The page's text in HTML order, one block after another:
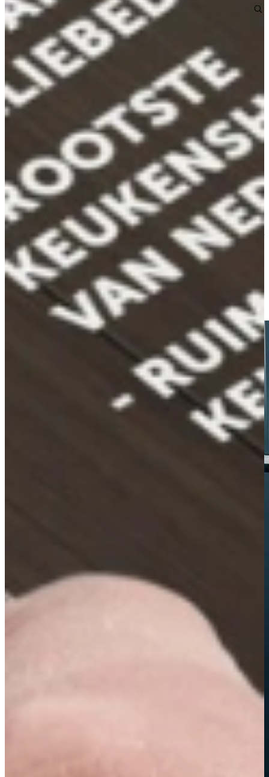
Bekijk alle reviews
Bekijk de modellen in onze showroom
Vaatwassers
Siemens vaatwassers combineren innovatie, efficiëntie en comfort in
een strak design. Met Zeolith-droogtechnologie drogen servies en
glaswerk sneller en energiezuiniger, terwijl varioSpeed Plus
programma’s tot 66% verkort.
Dankzij intelligentDry komt zelfs kunststof vaat perfect droog uit de
machine. Het varioFlex Pro-korfsysteem, de varioDrawer en de
autoOpen Dry-functie bieden maximale flexibiliteit en gemak,
terwijl de iQdrive-motor fluisterstil en energiezuinig werkt. Via
Home Connect bedien je de vaatwasser eenvoudig op afstand of met
spraak.
Siemens onderscheidt zich met Duitse precisie, slimme technologie
en duurzaam gebruiksgemak, voor een vlekkeloze vaat, elke dag
opnieuw.
Ik wil de scherpste prijs